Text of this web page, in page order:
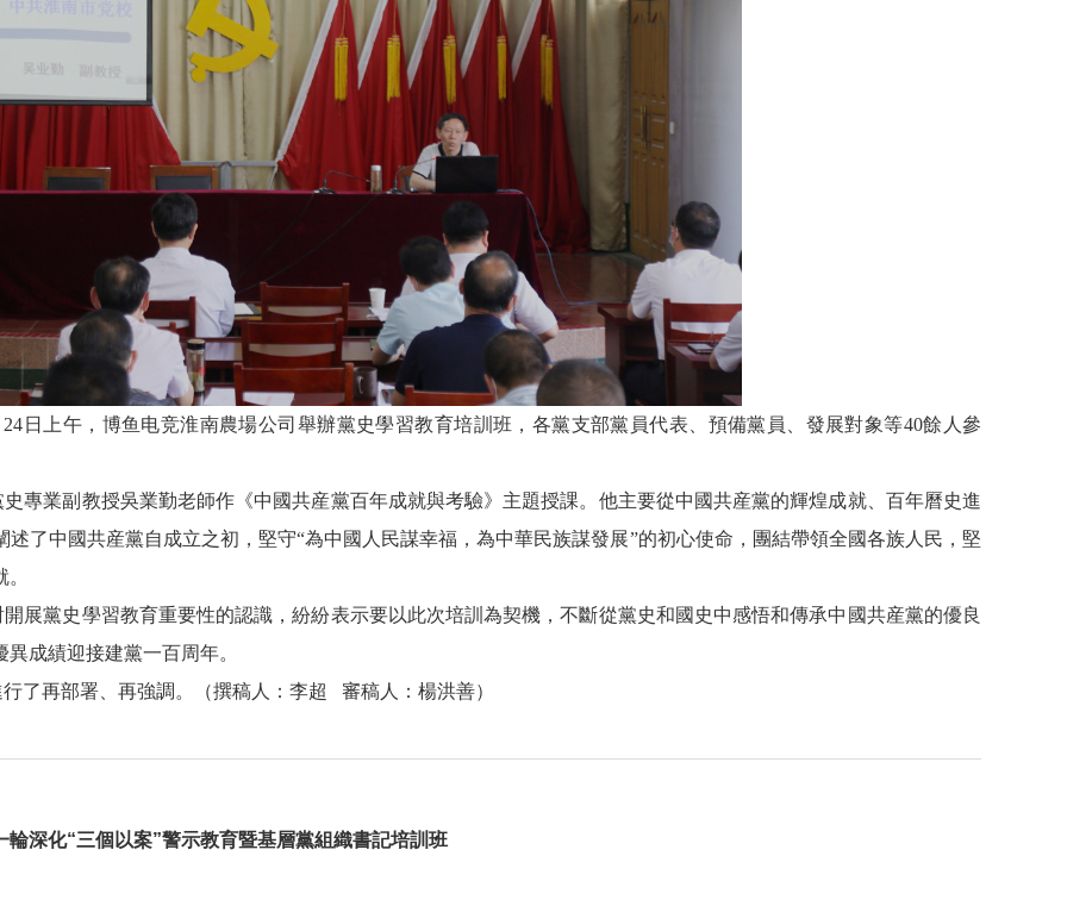
24 日上午，博鱼电竞淮南農場公司舉辦黨史學習教育培訓班，各黨支部黨員代表、預備黨員、發展對象等40餘人參
專業副教授吳業勤老師作《中國共産黨百年成就與考驗》主題授課。他主要從中國共産黨的輝煌成就、百年曆史進
了中國共産黨自成立之初，堅守“為中國人民謀幸福，為中華民族謀發展”的初心使命，團結帶領全國各族人民，堅
展黨史學習教育重要性的認識，紛紛表示要以此次培訓為契機，不斷從黨史和國史中感悟和傳承中國共産黨的優良
成績迎接建黨一百周年。
了再部署、再強調。（撰稿人：李超
審稿人：楊洪善）
深化“三個以案”警示教育暨基層黨組織書記培訓班